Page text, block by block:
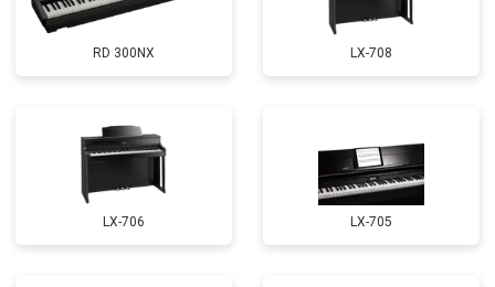
RD 300NX LX-708
LX-706 LX-705